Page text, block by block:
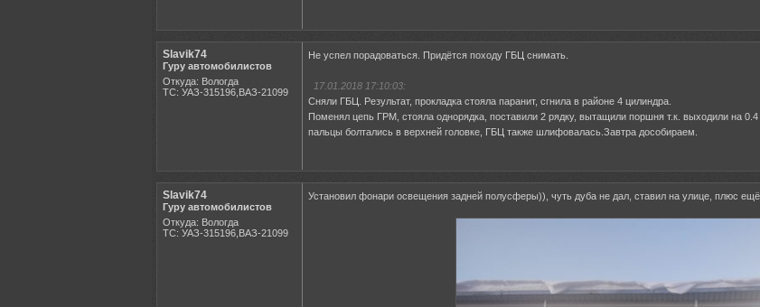
Slavik74
Гуру автомобилистов
Откуда: Вологда
ТС: УАЗ-315196,ВАЗ-21099
Не успел порадоваться. Придётся походу ГБЦ снимать.
17.01.2018 17:10:03:
Сняли ГБЦ. Результат, прокладка стояла паранит, сгнила в районе 4 цилиндра.
Поменял цепь ГРМ, стояла однорядка, поставили 2 рядку, вытащили поршня т.к. выходили на
пальцы болтались в верхней головке, ГБЦ также шлифовалась.Завтра дособираем.
Slavik74
Гуру автомобилистов
Откуда: Вологда
ТС: УАЗ-315196,ВАЗ-21099
Установил фонари освещения задней полусферы)), чуть дуба не дал, ставил на улице, плюс ещё